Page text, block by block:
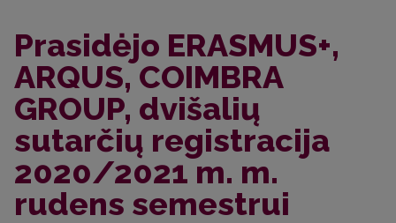
Prasidėjo ERASMUS+,
ARQUS, COIMBRA
GROUP, dvišalių
sutarčių registracija
2020/2021 m. m.
rudens semestrui